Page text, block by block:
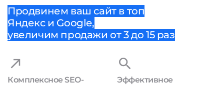
Продвинем ваш сайт в топ
Яндекс и Google,
увеличим продажи от 3 до 15 раз
Комплексное SEO-
Эффективное